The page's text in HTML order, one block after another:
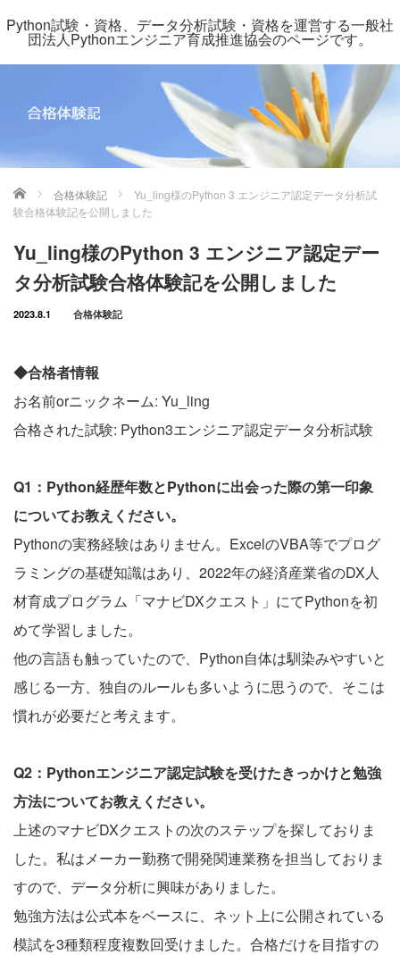
Python試験・資格、データ分析試験・資格を運営する一般社
団法人Pythonエンジニア育成推進協会のページです。
ホーム 合格体験記
Yu_ling様のPython 3 エンジニア認定データ分析試
験合格体験記を公開しました
Yu_ling様のPython 3 エンジニア認定デー
タ分析試験合格体験記を公開しました
2023.8.1 合格体験記
◆合格者情報
お名前orニックネーム: Yu_ling
合格された試験: Python3エンジニア認定データ分析試験
Q1：Python経歴年数とPythonに出会った際の第一印象
についてお教えください。
Pythonの実務経験はありません。ExcelのVBA等でプログ
ラミングの基礎知識はあり、2022年の経済産業省のDX人
材育成プログラム「マナビDXクエスト」にてPythonを初
めて学習しました。
他の言語も触っていたので、Python自体は馴染みやすいと
感じる一方、独自のルールも多いように思うので、そこは
慣れが必要だと考えます。
Q2：Pythonエンジニア認定試験を受けたきっかけと勉強
方法についてお教えください。
上述のマナビDXクエストの次のステップを探しておりま
した。私はメーカー勤務で開発関連業務を担当しておりま
すので、データ分析に興味がありました。
勉強方法は公式本をベースに、ネット上に公開されている
模試を3種類程度複数回受けました。合格だけを目指すの